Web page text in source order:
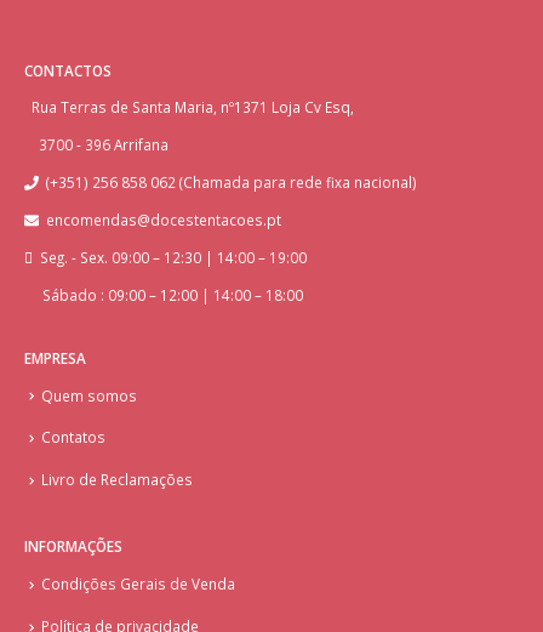
CONTACTOS
Rua Terras de Santa Maria, nº1371 Loja Cv Esq,
3700 - 396 Arrifana
(+351) 256 858 062 (Chamada para rede fixa nacional)
encomendas@docestentacoes.pt
Seg. - Sex. 09:00 – 12:30 | 14:00 – 19:00
Sábado : 09:00 – 12:00 | 14:00 – 18:00
EMPRESA
Quem somos
Contatos
Livro de Reclamações
INFORMAÇÕES
Condições Gerais de Venda
Política de privacidade